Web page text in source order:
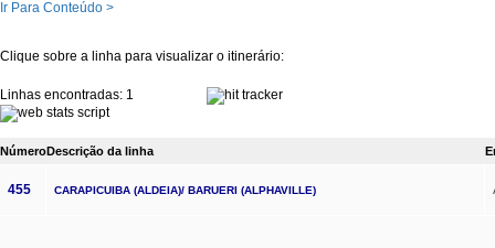
Ir Para Conteúdo >
Clique sobre a linha para visualizar o itinerário:
Linhas encontradas: 1
NúmeroDescrição da linha
455 CARAPICUIBA (ALDEIA)/ BARUERI (ALPHAVILLE)